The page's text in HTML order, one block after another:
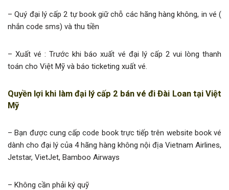
– Quý đại lý cấp 2 tự book giữ chỗ các hãng hàng không, in vé (
nhắn code sms) và thu tiền
– Xuất vé : Trước khi báo xuất vé đại lý cấp 2 vui lòng thanh
toán cho Việt Mỹ và báo ticketing xuất vé.
Quyền lợi khi làm đại lý cấp 2 bán vé đi Đài Loan tại Việt
Mỹ
– Bạn được cung cấp code book trực tiếp trên website book vé
dành cho đại lý của 4 hãng hàng không nội địa Vietnam Airlines,
Jetstar, VietJet, Bamboo Airways
– Không cần phải ký quỹ